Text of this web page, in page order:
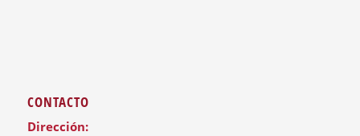
CONTACTO
Dirección: